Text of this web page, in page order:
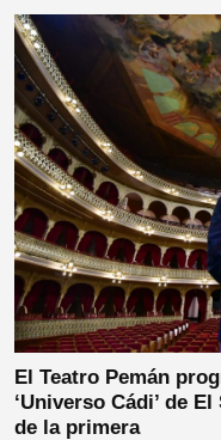
El Teatro Pemán
‘Universo Cádi’ de
de la primera